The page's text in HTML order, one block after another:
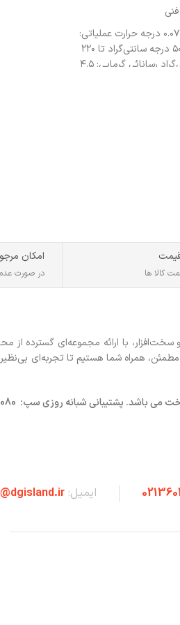
امپدانس : ۰.۰۷ درجه حرارت عملیاتی:
بین منفی ۵۰ درجه سانتی‌گراد تا ۲۲۰
درجه سانتی‌گراد رسانائی گرمایی: ۴.۵
کالا ها
امکان
در صورت
با ارائه مجموعه‌ای گسترده از
همراه شما هستیم تا تجربه‌ای بی‌نظیر از
باشد. پشتیبانی شبانه روزی سپ: 84080-021
ایمیل: